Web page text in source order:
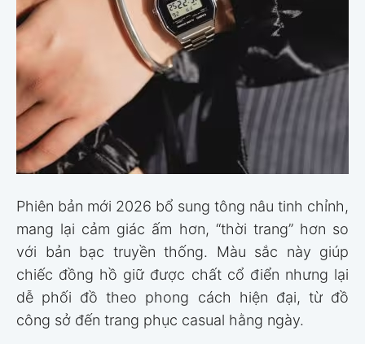
Phiên bản mới 2026 bổ sung tông nâu tinh chỉnh,
mang lại cảm giác ấm hơn, “thời trang” hơn so
với bản bạc truyền thống. Màu sắc này giúp
chiếc đồng hồ giữ được chất cổ điển nhưng lại
dễ phối đồ theo phong cách hiện đại, từ đồ
công sở đến trang phục casual hằng ngày.